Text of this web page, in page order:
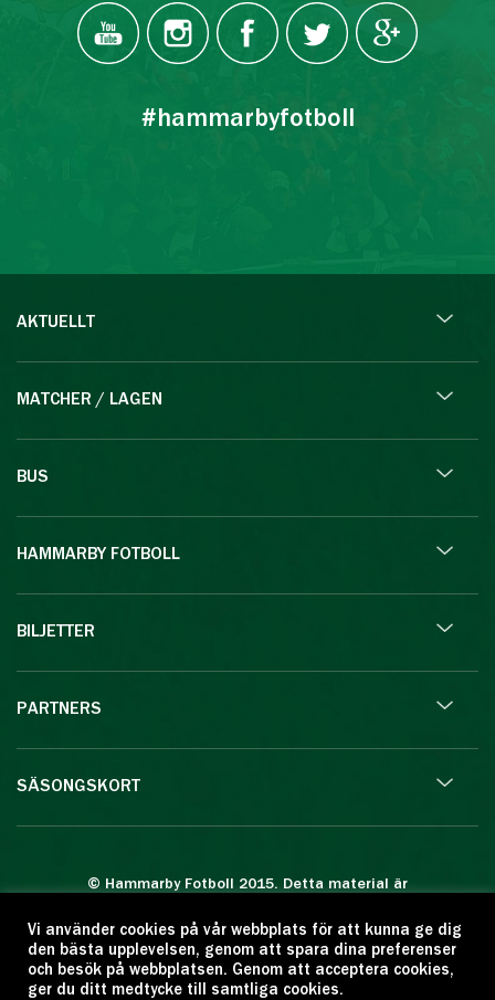
#hammarbyfotboll
AKTUELLT
MATCHER / LAGEN
BUS
HAMMARBY FOTBOLL
BILJETTER
PARTNERS
SÄSONGSKORT
© Hammarby Fotboll 2015. Detta material är
Eftertryck eller annan kopiering är förbjuden.
Citera oss gärna men ange källan:
www.hammarbyfotboll.se. Ansvarig utgivare:
Vi använder cookies på vår webbplats för att kunna ge dig
den bästa upplevelsen, genom att spara dina preferenser
och besök på webbplatsen. Genom att acceptera cookies,
ger du ditt medtycke till samtliga cookies.